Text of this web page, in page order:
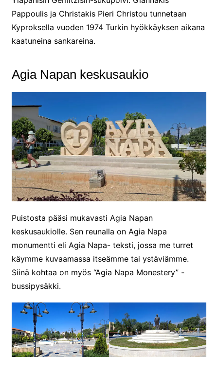
Pappoulis ja Christakis Pieri Christou tunnetaan
Kyproksella vuoden 1974 Turkin hyökkäyksen aikana
kaatuneina sankareina.
Agia Napan keskusaukio
Puistosta pääsi mukavasti Agia Napan
keskusaukiolle. Sen reunalla on Agia Napa
monumentti eli Agia Napa- teksti, jossa me turret
käymme kuvaamassa itseämme tai ystäviämme.
Siinä kohtaa on myös “Agia Napa Monestery” -
bussipysäkki.